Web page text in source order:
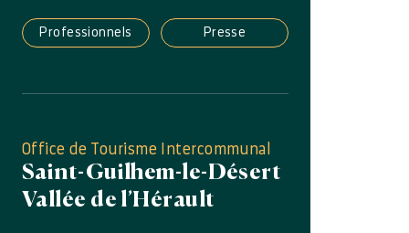
Professionnels Presse
Office de Tourisme Intercommunal
Saint-Guilhem-le-Désert
Vallée de l’Hérault